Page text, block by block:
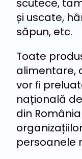
scutece,
și uscate,
săpun, etc.
Toate
alimentare,
vor fi
națională
din
persoanele